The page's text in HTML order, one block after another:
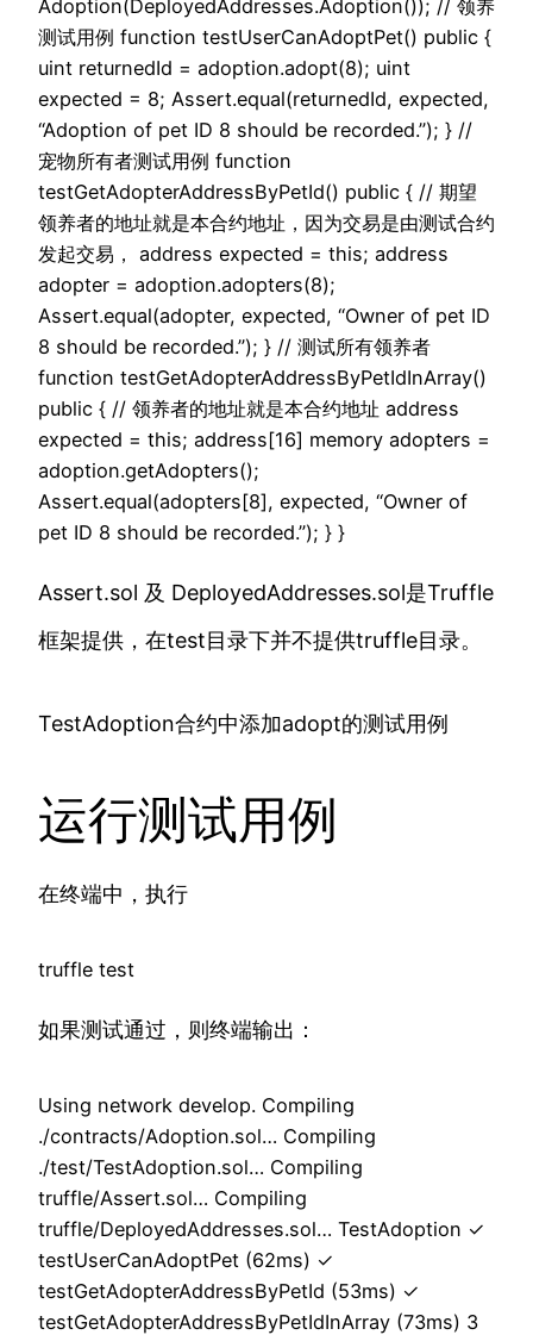
Adoption(DeployedAddresses.Adoption()); // 领养
测试用例 function testUserCanAdoptPet() public {
uint returnedId = adoption.adopt(8); uint
expected = 8; Assert.equal(returnedId, expected,
“Adoption of pet ID 8 should be recorded.”); } //
宠物所有者测试用例 function
testGetAdopterAddressByPetId() public { // 期望
领养者的地址就是本合约地址，因为交易是由测试合约
发起交易， address expected = this; address
adopter = adoption.adopters(8);
Assert.equal(adopter, expected, “Owner of pet ID
8 should be recorded.”); } // 测试所有领养者
function testGetAdopterAddressByPetIdInArray()
public { // 领养者的地址就是本合约地址 address
expected = this; address[16] memory adopters =
adoption.getAdopters();
Assert.equal(adopters[8], expected, “Owner of
pet ID 8 should be recorded.”); } }
Assert.sol 及 DeployedAddresses.sol是Truffle
框架提供，在test目录下并不提供truffle目录。
TestAdoption合约中添加adopt的测试用例
运行测试用例
在终端中，执行
truffle test
如果测试通过，则终端输出：
Using network develop. Compiling
./contracts/Adoption.sol… Compiling
./test/TestAdoption.sol… Compiling
truffle/Assert.sol… Compiling
truffle/DeployedAddresses.sol… TestAdoption ✓
testUserCanAdoptPet (62ms) ✓
testGetAdopterAddressByPetId (53ms) ✓
testGetAdopterAddressByPetIdInArray (73ms) 3